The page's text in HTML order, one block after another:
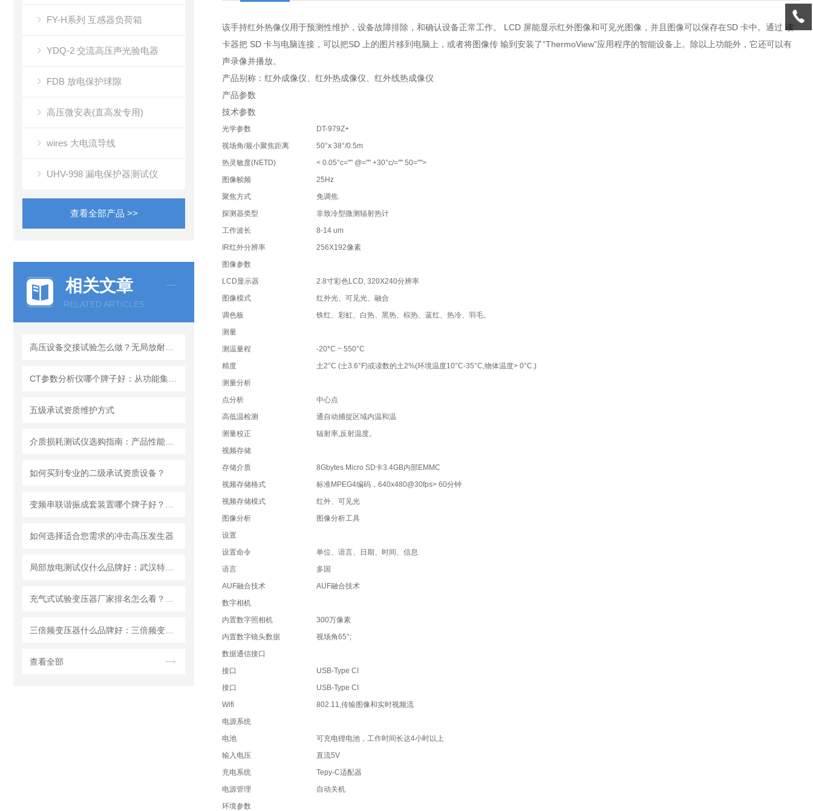
FY-H系列 互感器负荷箱
YDQ-2 交流高压声光验电器
FDB 放电保护球隙
高压微安表(直高发专用)
wires 大电流导线
UHV-998 漏电保护器测试仪
查看全部产品 >>
相关文章
RELATED ARTICLES
五级承试资质维护方式
如何买到专业的二级承试资质设备？
如何选择适合您需求的冲击高压发生器
查看全部
该手持红外热像仪用于预测性维护，设备故障排除，和确认设备正常工作。 LCD 屏能显示红外图像和可见光图像，并且图像可以保存在SD 卡中。通过 读
卡器把 SD 卡与电脑连接，可以把SD 上的图片移到电脑上，或者将图像传 输到安装了“ThermoView”应用程序的智能设备上。除以上功能外，它还可以有
声录像并播放。
产品别称：红外成像仪、红外热成像仪、红外线热成像仪
产品参数
技术参数
光学参数
DT-979Z+
视场角/最小聚焦距离
50°x 38°/0.5m
热灵敏度(NETD)
< 0.05°c="" @="" +30°c/="" 50="">
图像帧频
25Hz
聚焦方式
免调焦.
探测器类型
非致冷型微测辐射热计
工作波长
8-14 um
IR红外分辨率
256X192像素
图像参数
LCD显示器
2.8寸彩色LCD, 320X240分辨率
图像模式
红外光、可见光、融合
调色板
铁红、彩虹、白热、黑热、棕热、蓝红、热冷、羽毛。
测量
测温量程
-20*C ~ 550°C
精度
土2°C (士3.6°F)或读数的土2%(环境温度10°C-35°C,物体温度> 0°C.)
测量分析
点分析
中心点
高低温检测
通自动捕捉区域内温和温
测量校正
辐射率,反射温度。
视频存储
存储介质
8Gbytes Micro SD卡3.4GB内部EMMC
视频存储格式
标准MPEG4编码，640x480@30fps> 60分钟
视频存储模式
红外、可见光
图像分析
图像分析工具
设置
设置命令
单位、语言、日期、时间、信息
语言
多国
AUF融合技术
AUF融合技术
数字相机
内置数字照相机
300万像素
内置数字镜头数据
视场角65°;
数据通信接口
接口
USB-Type CI
接口
USB-Type CI
Wifi
802.11,传输图像和实时视频流
电源系统
电池
可充电锂电池，工作时间长达4小时以上
输入电压
直流5V
充电系统
Tepy-C适配器
电源管理
自动关机
环境参数